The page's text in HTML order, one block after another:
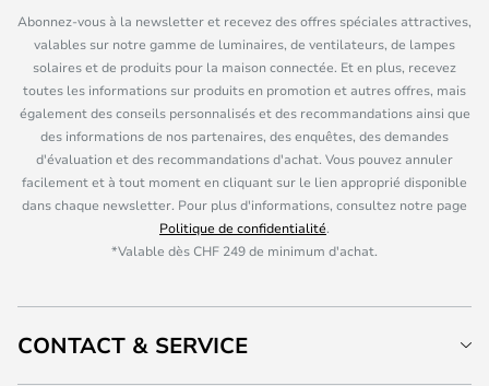
Abonnez-vous à la newsletter et recevez des offres spéciales attractives,
valables sur notre gamme de luminaires, de ventilateurs, de lampes
solaires et de produits pour la maison connectée. Et en plus, recevez
toutes les informations sur produits en promotion et autres offres, mais
également des conseils personnalisés et des recommandations ainsi que
des informations de nos partenaires, des enquêtes, des demandes
d'évaluation et des recommandations d'achat. Vous pouvez annuler
facilement et à tout moment en cliquant sur le lien approprié disponible
dans chaque newsletter. Pour plus d'informations, consultez notre page
Politique de confidentialité.
*Valable dès CHF 249 de minimum d'achat.
CONTACT & SERVICE